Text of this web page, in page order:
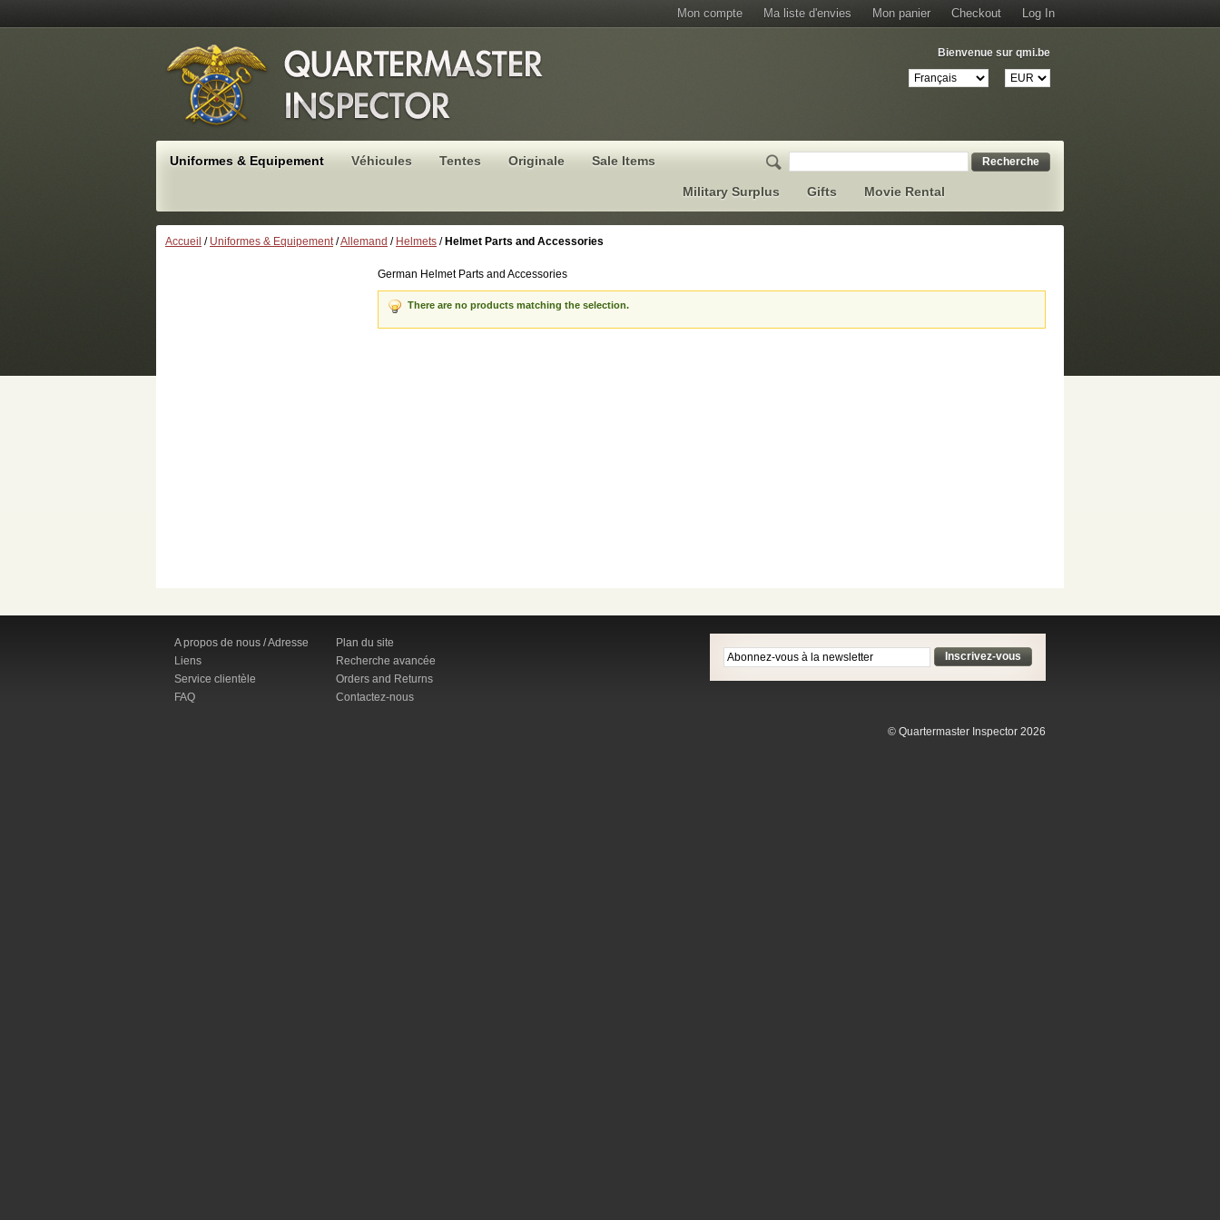
Mon compte Ma liste d'envies Mon panier Checkout Log In
Bienvenue sur qmi.be
Recherche
Uniformes & Equipement Véhicules Tentes Originale Sale Items
Military Surplus Gifts Movie Rental
Accueil / Uniformes & Equipement /Allemand / Helmets / Helmet Parts and Accessories
German Helmet Parts and Accessories
There are no products matching the selection.
A propos de nous / Adresse
Liens
Service clientèle
FAQ
Plan du site
Recherche avancée
Orders and Returns
Contactez-nous
Inscrivez-vous
© Quartermaster Inspector 2026